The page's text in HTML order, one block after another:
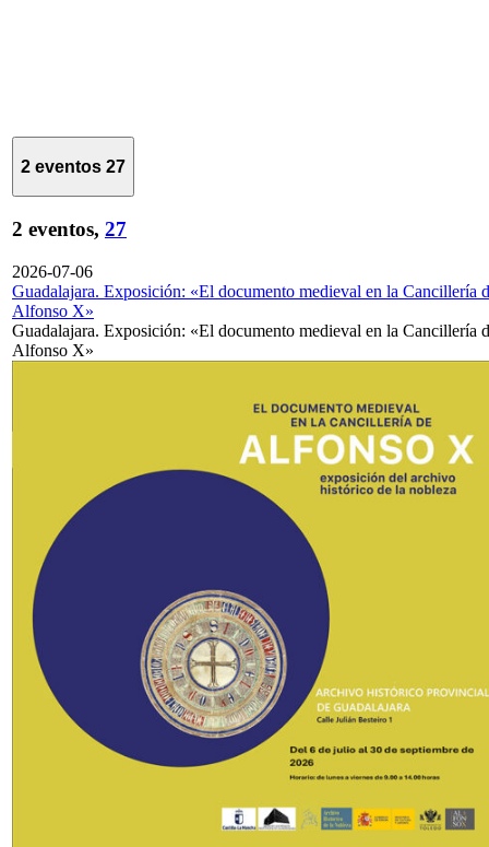
2 eventos 27
2 eventos, 27
2026-07-06
Guadalajara. Exposición: «El documento medieval en la Cancillería
Alfonso X»
Guadalajara. Exposición: «El documento medieval en la Cancillería
Alfonso X»